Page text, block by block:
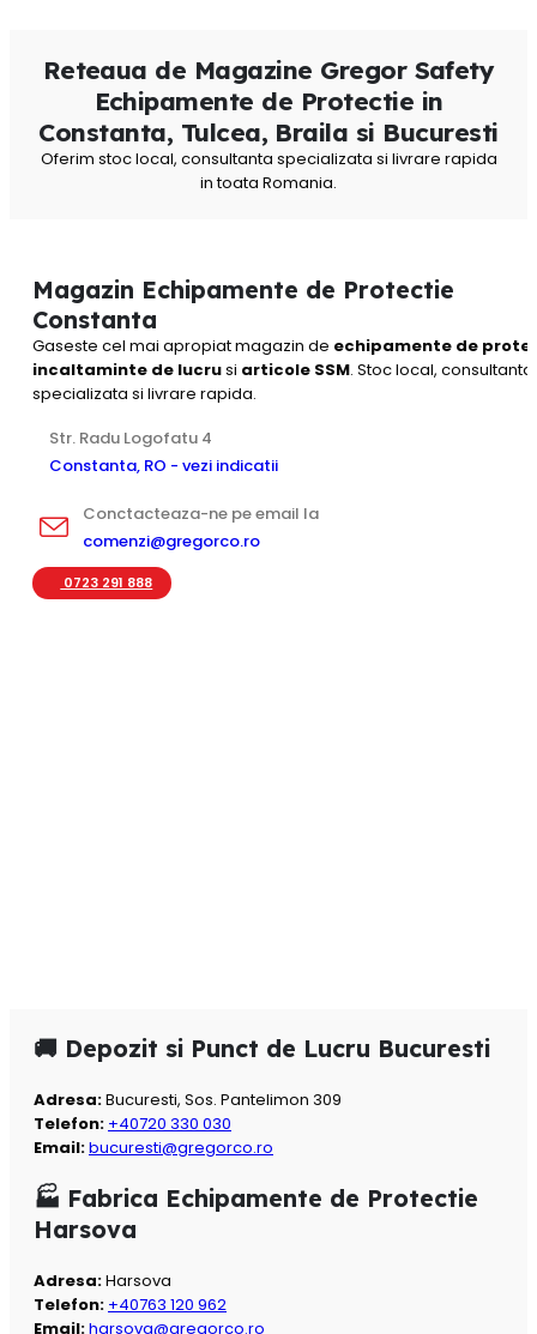
Reteaua de Magazine Gregor Safety
Echipamente de Protectie in
Constanta, Tulcea, Braila si Bucuresti
Oferim stoc local, consultanta specializata si livrare rapida
in toata Romania.
Magazin Echipamente de Protectie
Constanta
Gaseste cel mai apropiat magazin de echipamente de
incaltaminte de lucrusi articole SSM. Stoc local, consultanta
specializata si livrare rapida.
Str. Radu Logofatu 4
Constanta, RO - vezi indicatii
Conctacteaza-ne pe email la
comenzi@gregorco.ro
0723 291 888
🚚 Depozit si Punct de Lucru Bucuresti
Adresa:Bucuresti, Sos. Pantelimon 309
Telefon: +40720 330 030
Email:bucuresti@gregorco.ro
🏭 Fabrica Echipamente de Protectie
Harsova
Adresa:Harsova
Telefon: +40763 120 962
Email:harsova@gregorco.ro